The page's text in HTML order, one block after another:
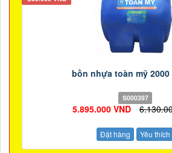
bồn nhựa toàn mỹ
S000397
5.895.000 VND
Đặt hàng Yêu thích